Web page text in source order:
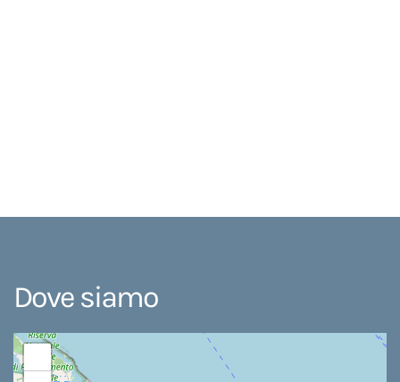
Dove siamo